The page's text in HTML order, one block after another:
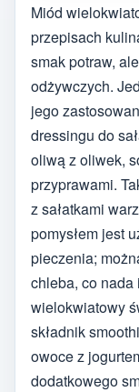
Miód
przepisach
smak potraw,
odżywczych.
jego
dressingu do
oliwą z oliwek,
przyprawami.
z sałatkami
pomysłem jest
pieczenia;
chleba, co nada
wielokwiatowy
składnik
owoce z
dodatkowego